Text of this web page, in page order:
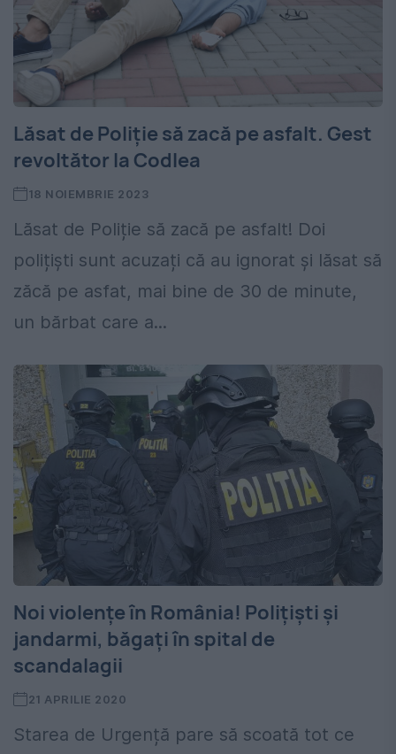
Lăsat de Poliție să zacă pe asfalt. Gest
revoltător la Codlea
18 NOIEMBRIE 2023
Lăsat de Poliție să zacă pe asfalt! Doi
polițiști sunt acuzați că au ignorat și lăsat să
zăcă pe asfat, mai bine de 30 de minute,
un bărbat care a...
Noi violențe în România! Polițiști și
jandarmi, băgați în spital de
scandalagii
21 APRILIE 2020
Starea de Urgență pare să scoată tot ce